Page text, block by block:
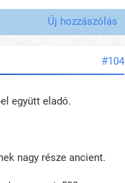
Új hozzászólás
#104
együtt eladó.
nagy része ancient.